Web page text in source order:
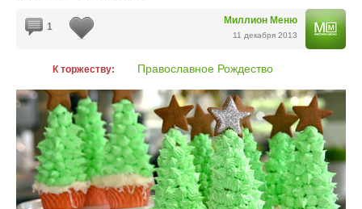
Миллион Меню
11 декабря 2013
1
К торжеству: Православное Рождество